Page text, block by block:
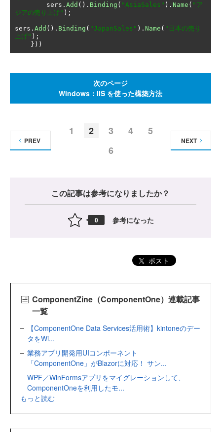
        sers
. Add (). Binding ( "AsiaSales" ). Name ( "ア
ジアの売り上げ" );
sers . Add (). Binding ( "JapanSales" ). Name ( "日本の売り
上げ" );
}))
次のページ
Windows：IIS を使った構築方法
1 2 3 4
5
6
PREV NEXT
この記事は参考になりましたか？
0 参考になった
ポスト
ComponentZine（ComponentOne）連載記事
一覧
【ComponentOne Data Services活用術】kintoneのデー
タをWi...
業務アプリ開発用UIコンポーネント
「ComponentOne」がBlazorに対応！ サン...
WPF／WinFormsアプリをマイグレーションして、
ComponentOneを利用したモ...
もっと読む